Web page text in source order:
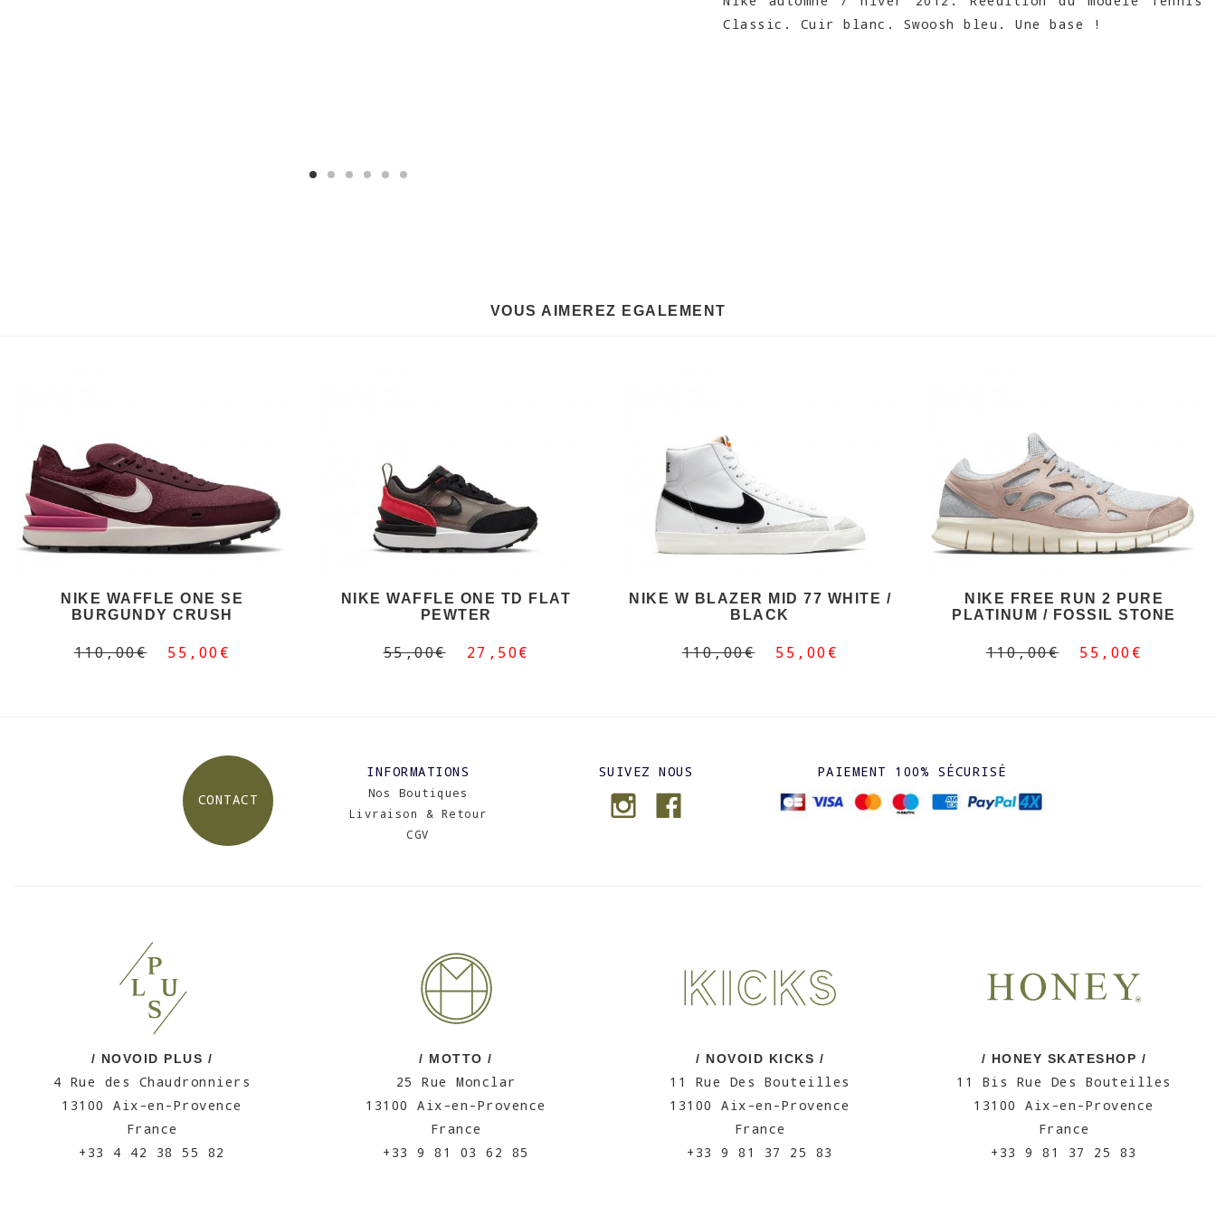
Classic. Cuir blanc. Swoosh bleu. Une base !
VOUS AIMEREZ EGALEMENT
NIKE WAFFLE ONE SE
BURGUNDY CRUSH
110,00€ 55,00€
NIKE WAFFLE ONE TD FLAT
PEWTER
55,00€ 27,50€
NIKE W BLAZER MID 77 WHITE /
BLACK
110,00€ 55,00€
NIKE FREE RUN 2 PURE
PLATINUM / FOSSIL STONE
110,00€ 55,00€
CONTACT
INFORMATIONS
Nos Boutiques
Livraison & Retour
CGV
SUIVEZ NOUS PAIEMENT 100% SÉCURISÉ
/ NOVOID PLUS /
4 Rue des Chaudronniers
13100 Aix-en-Provence
France
+33 4 42 38 55 82
/ MOTTO /
25 Rue Monclar
13100 Aix-en-Provence
France
+33 9 81 03 62 85
/ NOVOID KICKS /
11 Rue Des Bouteilles
13100 Aix-en-Provence
France
+33 9 81 37 25 83
/ HONEY SKATESHOP /
11 Bis Rue Des Bouteilles
13100 Aix-en-Provence
France
+33 9 81 37 25 83